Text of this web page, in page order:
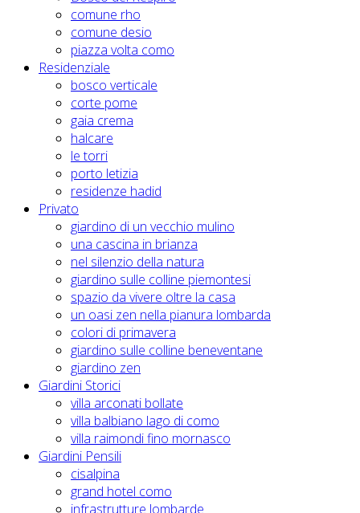
comune rho
comune desio
piazza volta como
Residenziale
bosco verticale
corte pome
gaia crema
halcare
le torri
porto letizia
residenze hadid
Privato
giardino di un vecchio mulino
una cascina in brianza
nel silenzio della natura
giardino sulle colline piemontesi
spazio da vivere oltre la casa
un oasi zen nella pianura lombarda
colori di primavera
giardino sulle colline beneventane
giardino zen
Giardini Storici
villa arconati bollate
villa balbiano lago di como
villa raimondi fino mornasco
Giardini Pensili
cisalpina
grand hotel como
infrastrutture lombarde